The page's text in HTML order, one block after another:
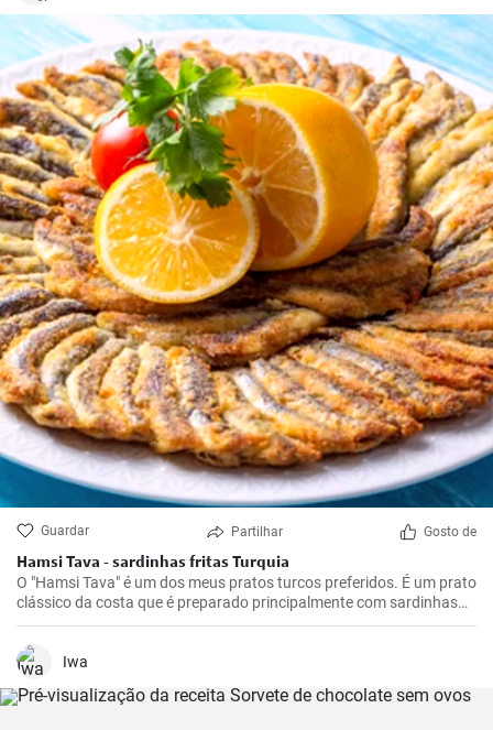
Guardar Partilhar Gosto de
Hamsi Tava - sardinhas fritas Turquia
O "Hamsi Tava" é um dos meus pratos turcos preferidos. É um prato
clássico da costa que é preparado principalmente com sardinhas
frescas. Conheci-o pela primeira vez na minha viagem à costa turca
do Mar Negro e fiquei impressionado com a sua simplicidade e
sabor delicioso. As sardinhas são mergulhadas em farinha de milho
Iwa